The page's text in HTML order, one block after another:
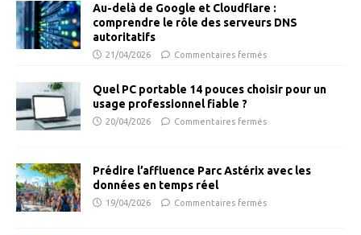
Au-delà de Google et Cloudflare :
comprendre le rôle des serveurs DNS
autoritatifs
21/04/2026 Commentaires fermés
Quel PC portable 14 pouces choisir pour un
usage professionnel fiable ?
20/04/2026 Commentaires fermés
Prédire l’affluence Parc Astérix avec les
données en temps réel
19/04/2026 Commentaires fermés